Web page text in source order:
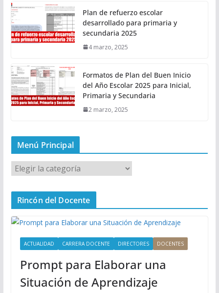
Plan de refuerzo escolar
desarrollado para primaria y
secundaria 2025
4 marzo, 2025
Formatos de Plan del Buen Inicio
del Año Escolar 2025 para Inicial,
Primaria y Secundaria
2 marzo, 2025
Menú Principal
M
e
n
P
Rincón del Docente
ACTUALIDAD CARRERA DOCENTE DIRECTORES DOCENTES
Prompt para Elaborar una
Situación de Aprendizaje